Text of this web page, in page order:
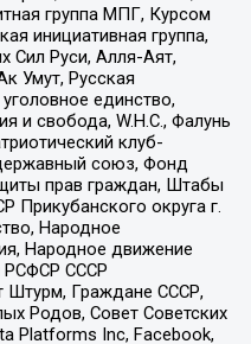
группа МПГ, Курсом
инициативная группа,
Сил Руси, Алля-Аят,
Умут, Русская
единство,
и свобода, W.H.С., Фалунь
клуб-
союз, Фонд
прав граждан, Штабы
Прикубанского округа г.
Народное
Народное движение
РСФСР СССР
Штурм, Граждане СССР,
Родов, Совет Советских
Platforms Inc, Facebook,